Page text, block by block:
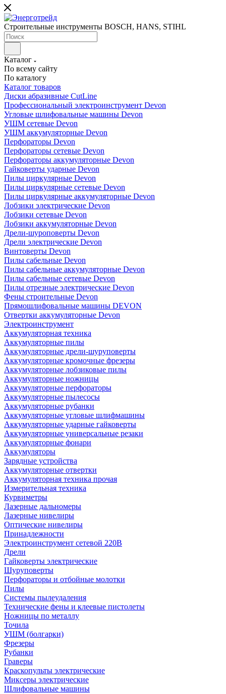
Строительные инструменты BOSCH, HANS, STIHL
Каталог
По всему сайту
По каталогу
Каталог товаров
Диски абразивные CutLine
Профессиональный электроинструмент Devon
Угловые шлифовальные машины Devon
УШМ сетевые Devon
УШМ аккумуляторные Devon
Перфораторы Devon
Перфораторы сетевые Devon
Перфораторы аккумуляторные Devon
Гайковерты ударные Devon
Пилы циркулярные Devon
Пилы циркулярные сетевые Devon
Пилы циркулярные аккумуляторные Devon
Лобзики электрические Devon
Лобзики сетевые Devon
Лобзики аккумуляторные Devon
Дрели-шуроповерты Devon
Дрели электрические Devon
Винтоверты Devon
Пилы сабельные Devon
Пилы сабельные аккумуляторные Devon
Пилы сабельные сетевые Devon
Пилы отрезные электрические Devon
Фены строительные Devon
Прямошлифовальные машины DEVON
Отвертки аккумуляторные Devon
Электроинструмент
Аккумуляторная техника
Аккумуляторные пилы
Аккумуляторные дрели-шуруповерты
Аккумуляторные кромочные фрезеры
Аккумуляторные лобзиковые пилы
Аккумуляторные ножницы
Аккумуляторные перфораторы
Аккумуляторные пылесосы
Аккумуляторные рубанки
Аккумуляторные угловые шлифмашины
Аккумуляторные ударные гайковерты
Аккумуляторные универсальные резаки
Аккумуляторные фонари
Аккумуляторы
Зарядные устройства
Аккумуляторные отвертки
Аккумуляторная техника прочая
Измерительная техника
Курвиметры
Лазерные дальномеры
Лазерные нивелиры
Оптические нивелиры
Принадлежности
Электроинструмент сетевой 220В
Дрели
Гайковерты электрические
Шуруповерты
Перфораторы и отбойные молотки
Пилы
Системы пылеудаления
Технические фены и клеевые пистолеты
Ножницы по металлу
Точила
УШМ (болгарки)
Фрезеры
Рубанки
Граверы
Краскопульты электрические
Миксеры электрические
Шлифовальные машины